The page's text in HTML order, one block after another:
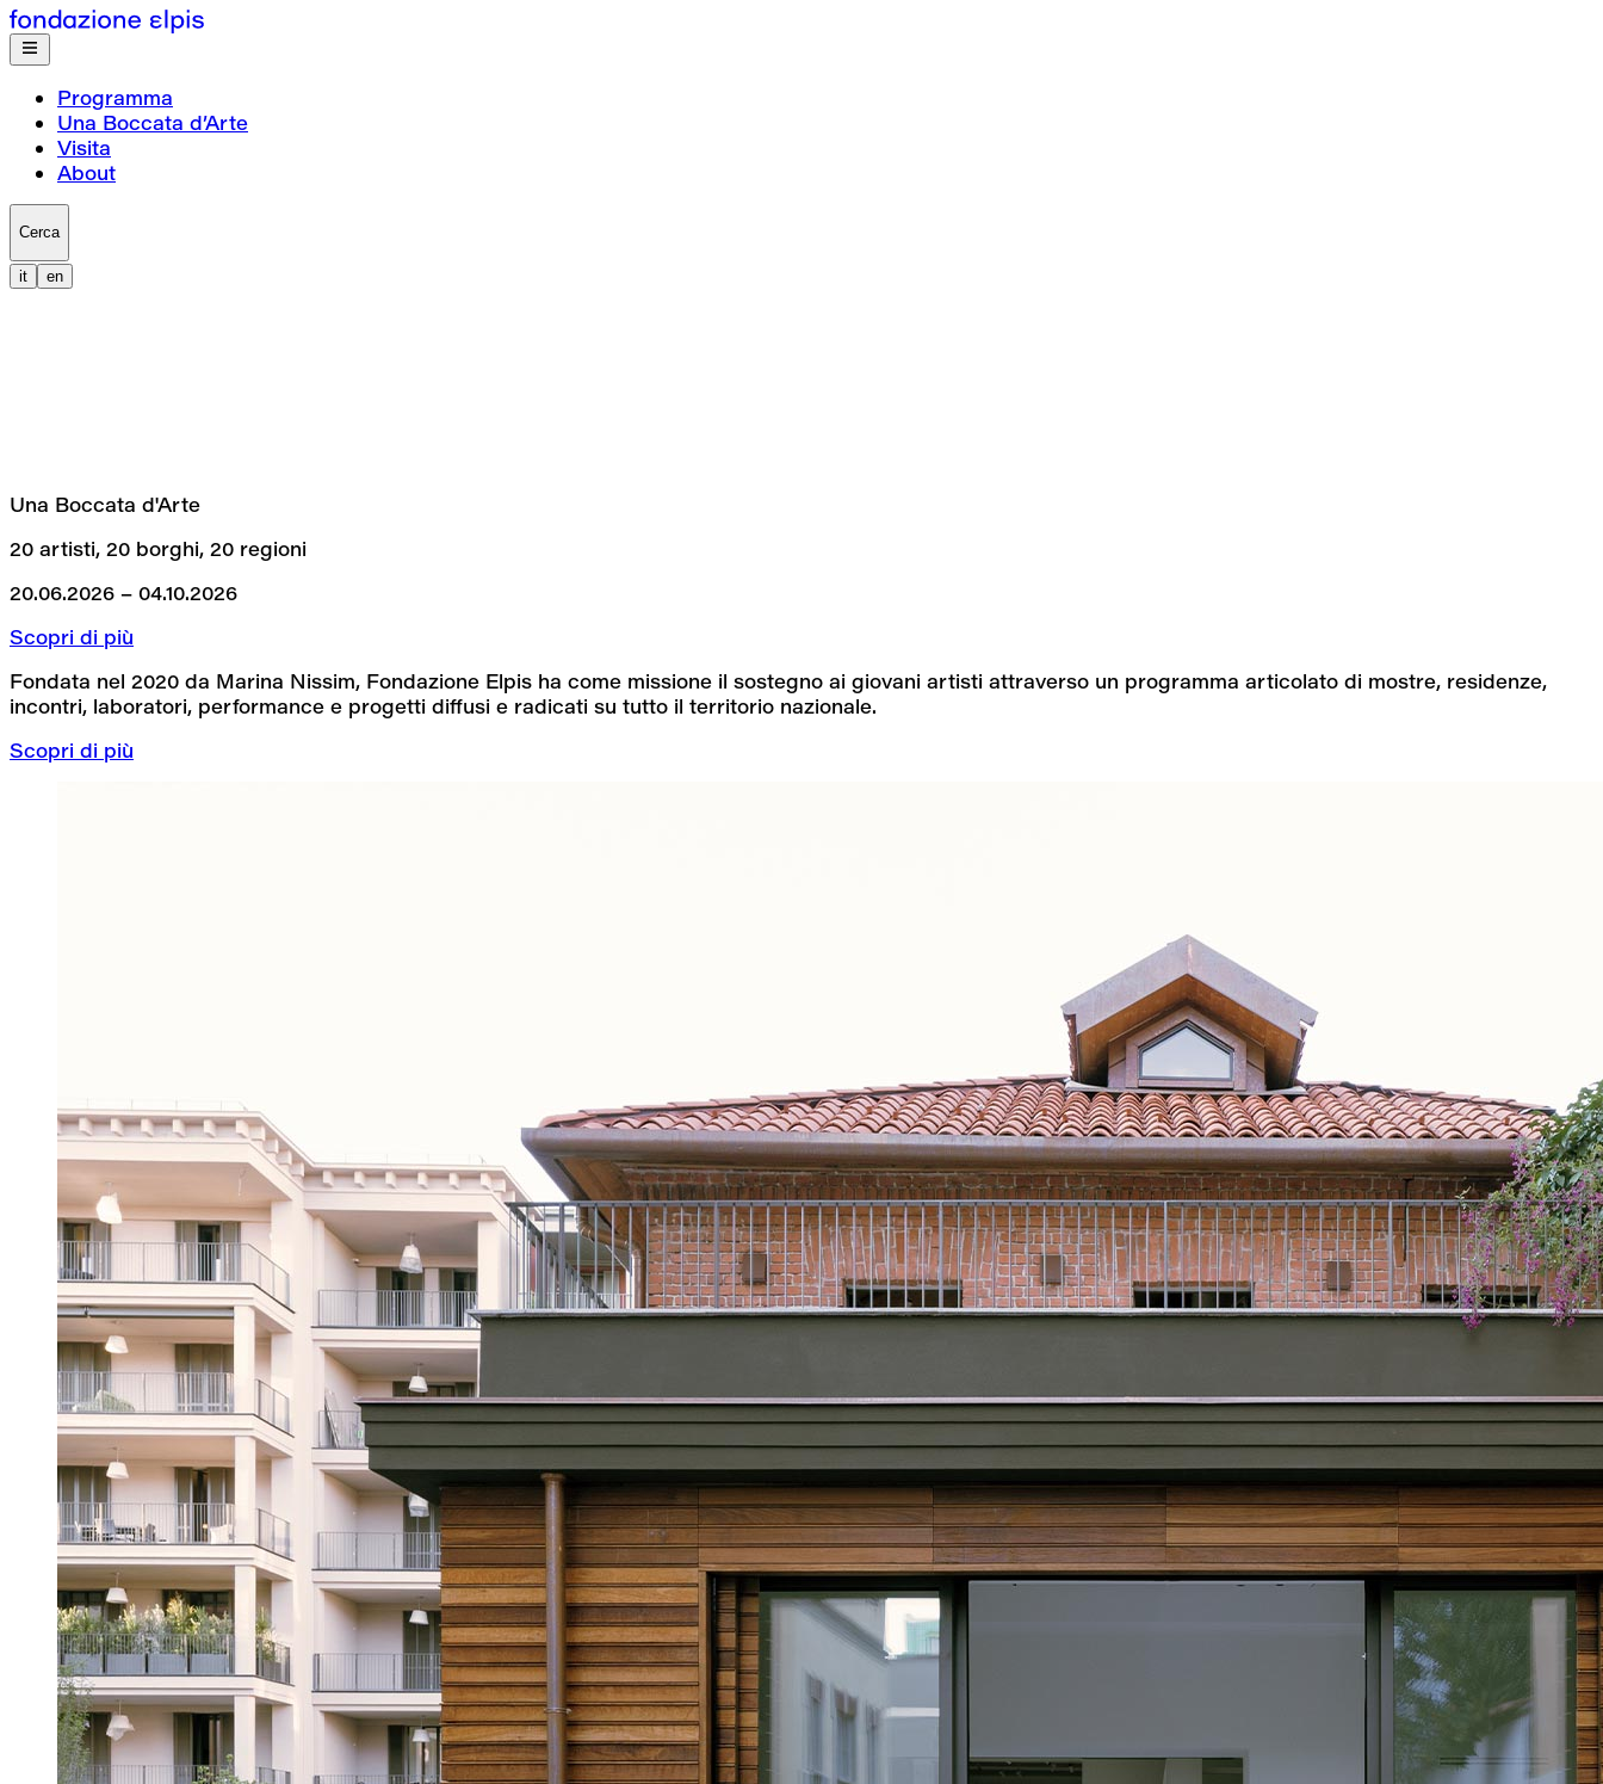
Programma
Una Boccata d’Arte
Visita
About
Cerca
it en
Una Boccata d'Arte
20 artisti, 20 borghi, 20 regioni
20.06.2026 – 04.10.2026
Scopri di più
Fondata nel 2020 da Marina Nissim, Fondazione Elpis ha come missione il sostegno ai giovani artisti attraverso un programma articolato di mostre, residenze,
incontri, laboratori, performance e progetti diffusi e radicati su tutto il territorio nazionale.
Scopri di più